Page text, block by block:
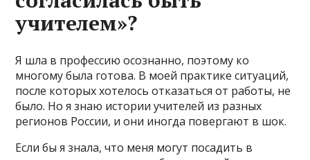
учителем»?
Я шла в профессию осознанно, поэтому ко
многому была готова. В моей практике ситуаций,
после которых хотелось отказаться от работы, не
было. Но я знаю истории учителей из разных
регионов России, и они иногда повергают в шок.
Если бы я знала, что меня могут посадить в